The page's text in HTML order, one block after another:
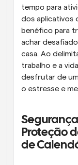
tempo para
dos aplicativos
benéfico para
achar
casa. Ao
trabalho e a
desfrutar de
o estresse e
Proteção
de